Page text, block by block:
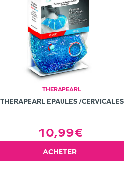
THERAPEARL
THERAPEARL EPAULES /CERVICALES
10,99€
ACHETER